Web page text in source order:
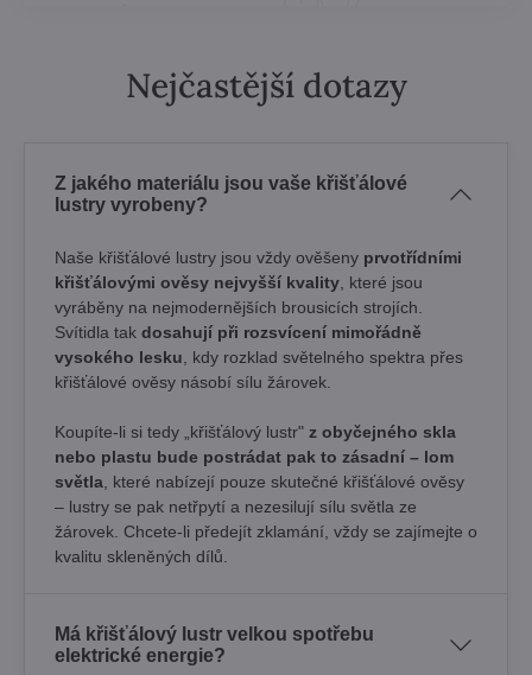
Nejčastější dotazy
Z jakého materiálu jsou vaše křišťálové
lustry vyrobeny?
Naše křišťálové lustry jsou vždy ověšeny prvotřídními
křišťálovými ověsy nejvyšší kvality , které jsou
vyráběny na nejmodernějších brousicích strojích.
Svítidla tak dosahují při rozsvícení mimořádně
vysokého lesku , kdy rozklad světelného spektra přes
křišťálové ověsy násobí sílu žárovek. ​
Koupíte-li si tedy „křišťálový lustr" z obyčejného skla
nebo plastu bude postrádat pak to zásadní – lom
světla , které nabízejí pouze skutečné křišťálové ověsy
– lustry se pak netřpytí a nezesilují sílu světla ze
žárovek. Chcete-li předejít zklamání, vždy se zajímejte o
kvalitu skleněných dílů.
Má křišťálový lustr velkou spotřebu
elektrické energie?